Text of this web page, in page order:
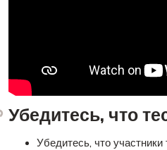
Убедитесь, что
Убедитесь, что